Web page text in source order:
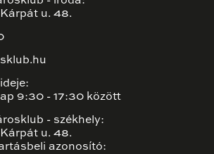
u. 48.
9:30 - 17:30 között
- székhely:
u. 48.
azonosító: